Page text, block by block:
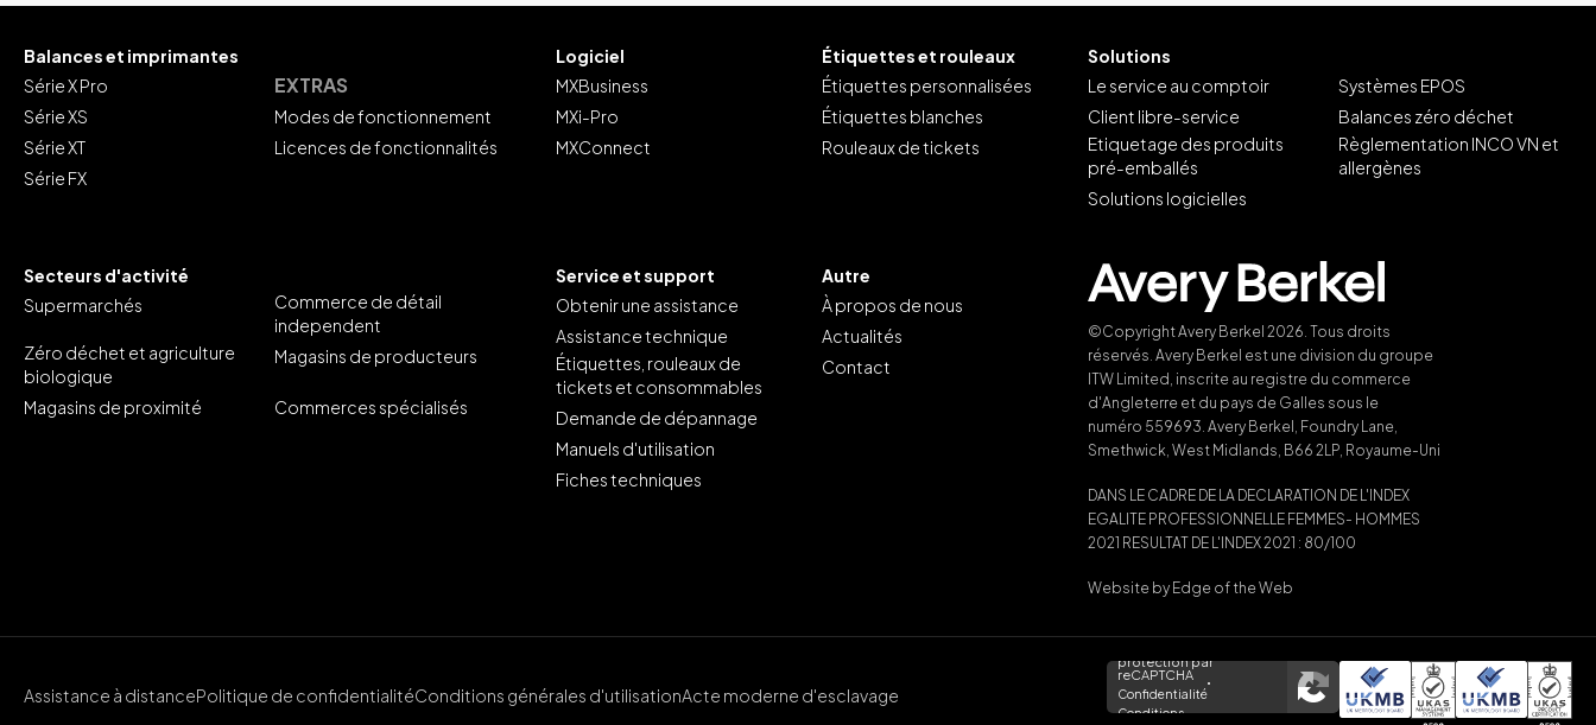
Balances et imprimantes
Série X Pro
Série XS
Série XT
Série FX
EXTRAS
Modes de fonctionnement
Licences de fonctionnalités
Logiciel
MXBusiness
MXi-Pro
MXConnect
Étiquettes et rouleaux
Étiquettes personnalisées
Étiquettes blanches
Rouleaux de tickets
Solutions
Le service au comptoir
Systèmes EPOS
Client libre-service
Balances zéro déchet
Etiquetage des produits
pré-emballés
Règlementation INCO VN et
allergènes
Solutions logicielles
Secteurs d'activité
Supermarchés
Commerce de détail
independent
Zéro déchet et agriculture
biologique
Magasins de producteurs
Magasins de proximité Commerces spécialisés
Service et support
Obtenir une assistance
Assistance technique
Étiquettes, rouleaux de
tickets et consommables
Demande de dépannage
Manuels d'utilisation
Fiches techniques
Autre
À propos de nous
Actualités
Contact
©Copyright Avery Berkel 2026. Tous droits
réservés. Avery Berkel est une division du groupe
ITW Limited, inscrite au registre du commerce
d'Angleterre et du pays de Galles sous le
numéro 559693. Avery Berkel, Foundry Lane,
Smethwick, West Midlands, B66 2LP, Royaume-Uni
DANS LE CADRE DE LA DECLARATION DE L'INDEX
EGALITE PROFESSIONNELLE FEMMES- HOMMES
2021 RESULTAT DE L'INDEX 2021 : 80/100
Website by Edge of the Web
Assistance à distancePolitique de confidentialitéConditions générales d'utilisationActe moderne d'esclavage
protection par
reCAPTCHA
Confidentialité
Conditions